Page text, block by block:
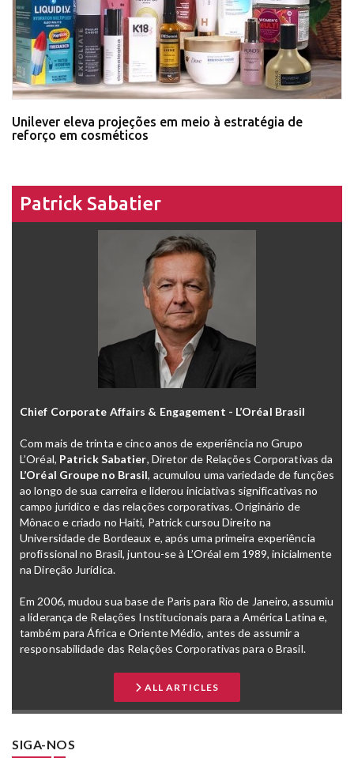
Unilever eleva projeções em meio à estratégia de
reforço em cosméticos
Patrick Sabatier
Chief Corporate Affairs & Engagement - L’Oréal Brasil
Com mais de trinta e cinco anos de experiência no Grupo
L’Oréal, Patrick Sabatier, Diretor de Relações Corporativas da
L’Oréal Groupe no Brasil, acumulou uma variedade de funções
ao longo de sua carreira e liderou iniciativas significativas no
campo jurídico e das relações corporativas. Originário de
Mônaco e criado no Haiti, Patrick cursou Direito na
Universidade de Bordeaux e, após uma primeira experiência
profissional no Brasil, juntou-se à L’Oréal em 1989, inicialmente
na Direção Jurídica.
Em 2006, mudou sua base de Paris para Rio de Janeiro, assumiu
a liderança de Relações Institucionais para a América Latina e,
também para África e Oriente Médio, antes de assumir a
responsabilidade das Relações Corporativas para o Brasil.
ALL ARTICLES
SIGA-NOS